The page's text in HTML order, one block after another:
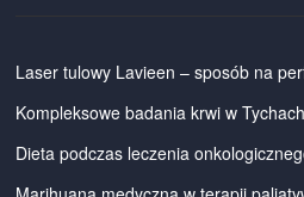
Laser tulowy Lavieen – sposób na
Kompleksowe badania krwi w
Dieta podczas leczenia